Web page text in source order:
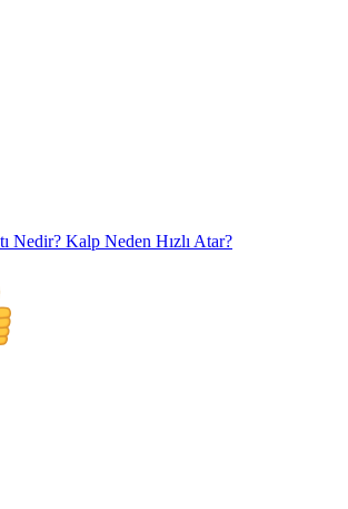
Nedir? Kalp Neden Hızlı Atar?